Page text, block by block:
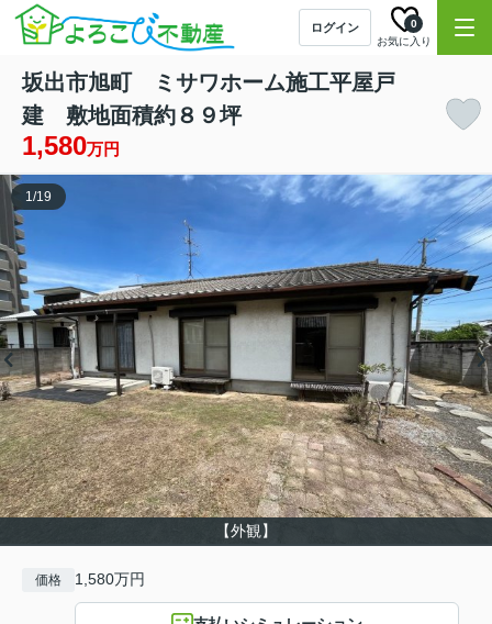
ログイン
お気に入り
0
坂出市旭町 ミサワホーム施工平屋戸
建 敷地面積約８９坪
1,580万円
【外観】
1/19
価格 1,580万円